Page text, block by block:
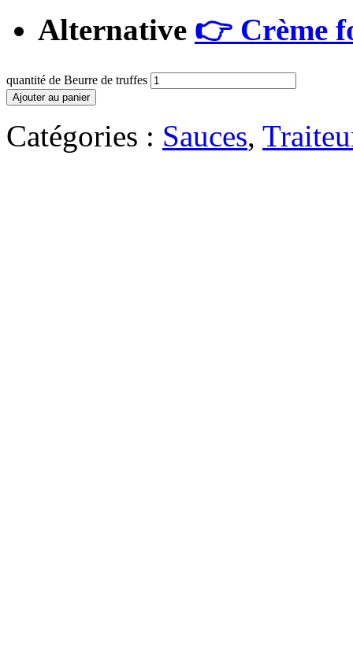
Alternative 👉 Crème
quantité de Beurre de truffes
Ajouter au panier
Catégories : Sauces,